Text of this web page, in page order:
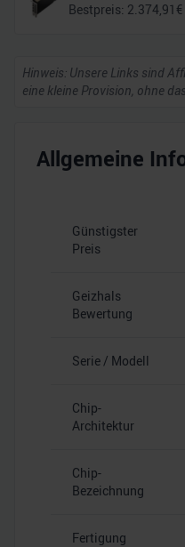
Bestpreis: 2.374,91 €
Hinweis: Unsere Links sind
eine kleine Provision, ohne
Allgemeine
Günstigster
Preis
Geizhals
Bewertung
Serie / Modell
Chip-
Architektur
Chip-
Bezeichnung
Fertigung